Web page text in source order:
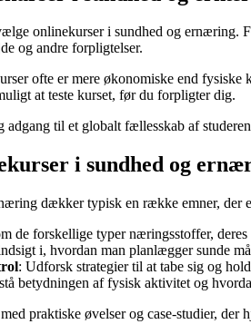
onlinekurser i sundhed og ernæring.
og andre forpligtelser.
ofte er mere økonomiske end
at teste kurset, før du forpligter dig.
til et globalt fællesskab af
i sundhed og
dækker typisk en række emner, der
de forskellige typer næringsstoffer,
i, hvordan man planlægger sunde
: Udforsk strategier til at tabe sig og
betydningen af fysisk aktivitet og
praktiske øvelser og case-studier,